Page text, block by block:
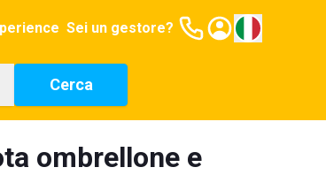
Sei un gestore?
Cerca
ombrellone e